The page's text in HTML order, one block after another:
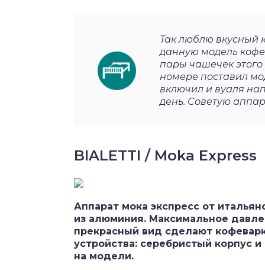
Так люблю вкусный
данную модель
пары чашечек этого
номере поставил
включил и вуаля
день. Советую
BIALETTI / Moka Express
Аппарат мока экспресс от
из алюминия. Максимальное
прекрасный вид сделают
устройства: серебристый корпус
на модели.